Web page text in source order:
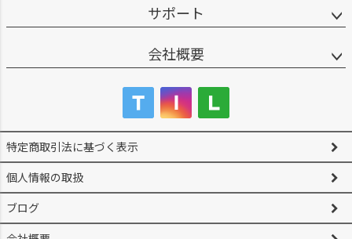
サポート
会社概要
特定商取引法に基づく表示
個人情報の取扱
ブログ